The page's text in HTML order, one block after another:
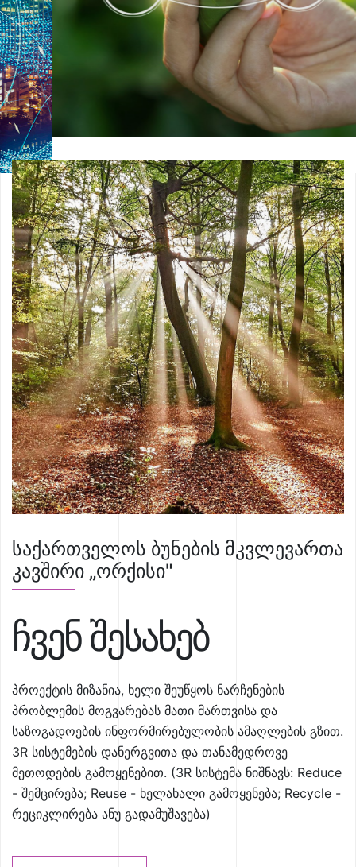
საქართველოს ბუნების მკვლევართა
კავშირი „ორქისი"
ჩვენ შესახებ
პროექტის მიზანია, ხელი შეუწყოს ნარჩენების
პრობლემის მოგვარებას მათი მართვისა და
საზოგადოების ინფორმირებულობის ამაღლების გზით.
3R სისტემების დანერგვითა და თანამედროვე
მეთოდების გამოყენებით. (3R სისტემა ნიშნავს: Reduce
- შემცირება; Reuse - ხელახალი გამოყენება; Recycle -
რეციკლირება ანუ გადამუშავება)